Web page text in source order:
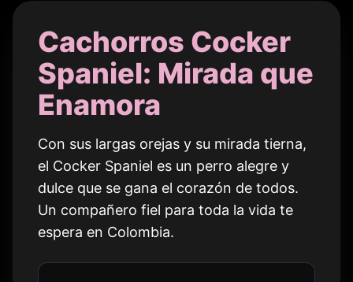
Cachorros Cocker
Spaniel: Mirada que
Enamora
Con sus largas orejas y su mirada tierna,
el Cocker Spaniel es un perro alegre y
dulce que se gana el corazón de todos.
Un compañero fiel para toda la vida te
espera en Colombia.